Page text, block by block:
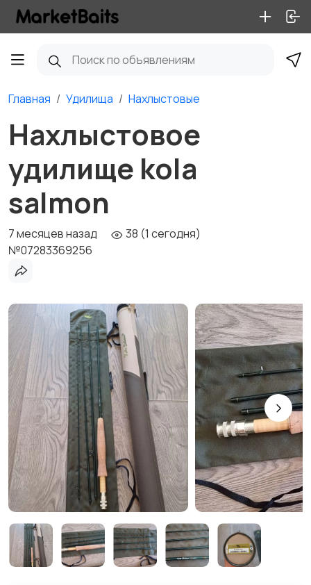
Главная Удилища Нахлыстовые
Нахлыстовое
удилище kola
salmon
7 месяцев назад
38 (1 сегодня)
№07283369256